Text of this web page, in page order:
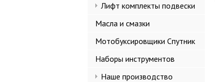
Лифт комплекты подвески
Масла и смазки
Мотобуксировщики Спутник
Наборы инструментов
Наше производство